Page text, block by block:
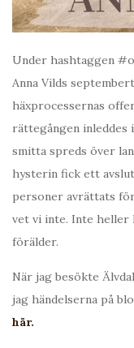
Under hashtaggen
Anna Vilds
häxprocessernas
rättegången inleddes
smitta spreds över
hysterin fick ett
personer avrättats
vet vi inte. Inte heller
förälder.
När jag besökte
jag händelserna på
här.